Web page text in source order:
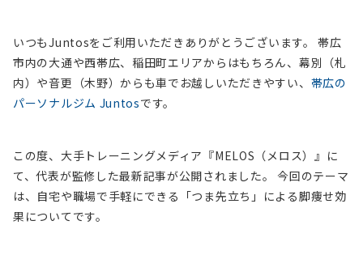
いつもJuntosをご利用いただきありがとうございます。 帯広
市内の大通や西帯広、稲田町エリアからはもちろん、幕別（札
内）や音更（木野）からも車でお越しいただきやすい、 帯広の
パーソナルジム Juntosです。
この度、大手トレーニングメディア『MELOS（メロス）』に
て、代表が監修した最新記事が公開されました。 今回のテーマ
は、自宅や職場で手軽にできる「つま先立ち」による脚痩せ効
果についてです。